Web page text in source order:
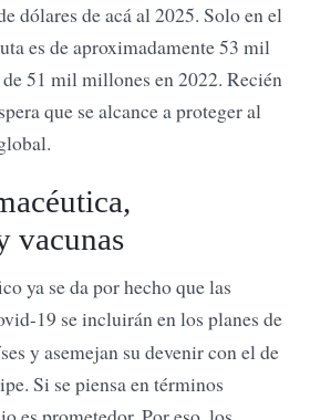
dólares de acá al 2025. Solo en el
es de aproximadamente 53 mil
51 mil millones en 2022. Recién
que se alcance a proteger al
vacunas
ya se da por hecho que las
19 se incluirán en los planes de
y asemejan su devenir con el de
Si se piensa en términos